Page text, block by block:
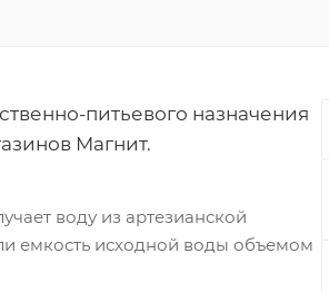
питьевого назначения
Магнит.
воду из артезианской
емкость исходной воды объемом